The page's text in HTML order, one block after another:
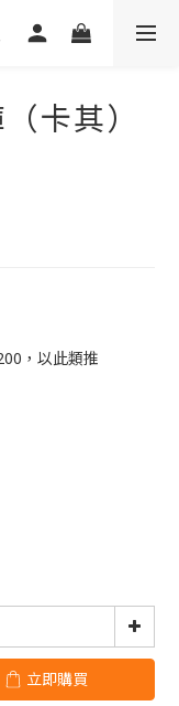
卡其）
，以此類推
立即購買